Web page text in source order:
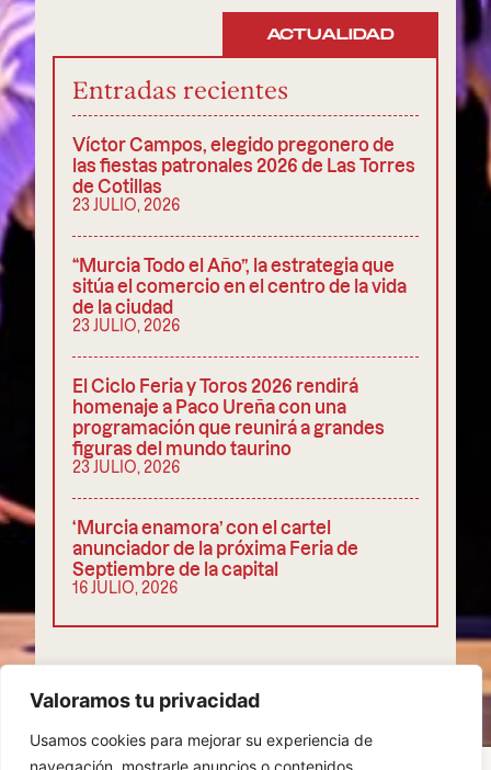
Valoramos tu privacidad
Usamos cookies para mejorar su experiencia de
navegación, mostrarle anuncios o contenidos
ACTUALIDAD
Entradas recientes
Víctor Campos, elegido pregonero de
las fiestas patronales 2026 de Las Torres
de Cotillas
23 JULIO, 2026
“Murcia Todo el Año”, la estrategia que
sitúa el comercio en el centro de la vida
de la ciudad
23 JULIO, 2026
El Ciclo Feria y Toros 2026 rendirá
homenaje a Paco Ureña con una
programación que reunirá a grandes
figuras del mundo taurino
23 JULIO, 2026
‘Murcia enamora’ con el cartel
anunciador de la próxima Feria de
Septiembre de la capital
16 JULIO, 2026